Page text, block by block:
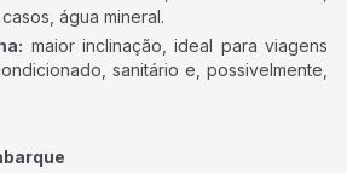
água mineral.
maior inclinação, ideal para viagens
sanitário e, possivelmente,